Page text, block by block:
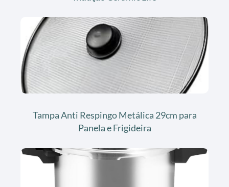
Tampa Anti Respingo Metálica 29cm para
Panela e Frigideira